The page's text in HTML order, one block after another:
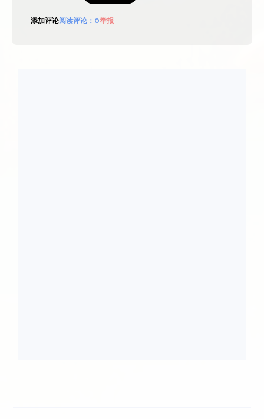
添加评论阅读评论： 0举报